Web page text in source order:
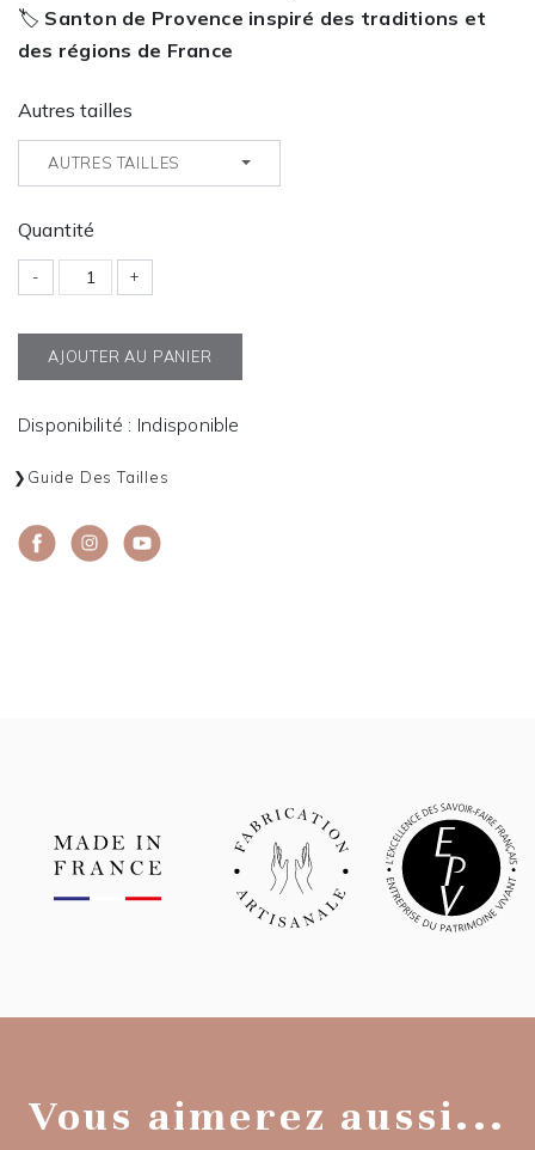
🏷️ Santon de Provence inspiré des traditions et
des régions de France
Autres tailles
AUTRES TAILLES
Quantité
- +
AJOUTER AU PANIER
Disponibilité : Indisponible
Guide Des Tailles
Vous aimerez aussi...